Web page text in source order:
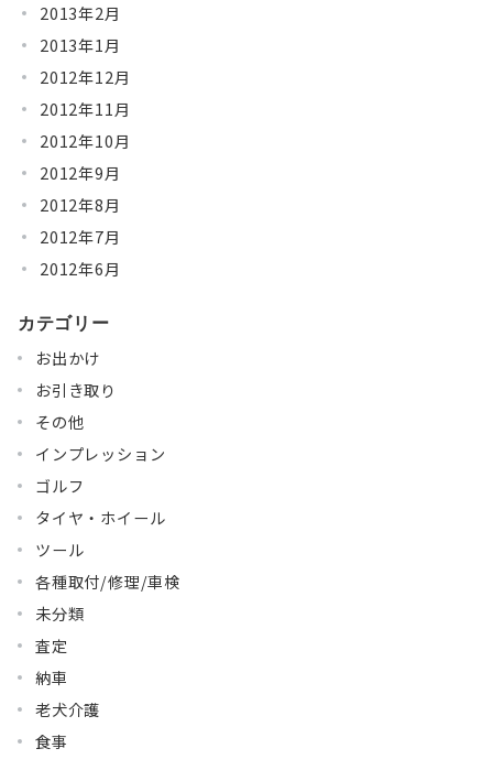
2013年2月
2013年1月
2012年12月
2012年11月
2012年10月
2012年9月
2012年8月
2012年7月
2012年6月
カテゴリー
お出かけ
お引き取り
その他
インプレッション
ゴルフ
タイヤ・ホイール
ツール
各種取付/修理/車検
未分類
査定
納車
老犬介護
食事